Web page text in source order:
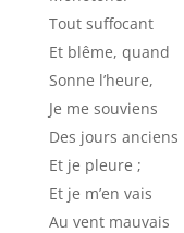
Tout suffocant
Et blême, quand
Sonne l’heure,
Je me souviens
Des jours anciens
Et je pleure ;
Et je m’en vais
Au vent mauvais